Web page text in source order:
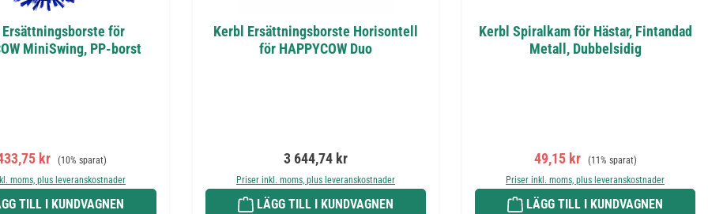
Ersättningsborste för
MiniSwing, PP-borst
kr Ordinarie pris:
(10% sparat)
moms, plus leveranskostnader
TILL I KUNDVAGNEN
Kerbl Ersättningsborste Horisontell
för HAPPYCOW Duo
Ordinarie pris:
3 644,74 kr
Priser inkl. moms, plus leveranskostnader
LÄGG TILL I KUNDVAGNEN
Kerbl Spiralkam för Hästar, Fintandad
Metall, Dubbelsidig
Försäljningspris:
49,15 kr Ordinarie pris:
(11% sparat)
Priser inkl. moms, plus leveranskostnader
LÄGG TILL I KUNDVAGNEN